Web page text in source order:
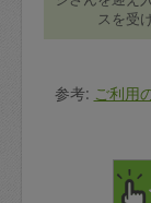
スを受
参考: ご利用